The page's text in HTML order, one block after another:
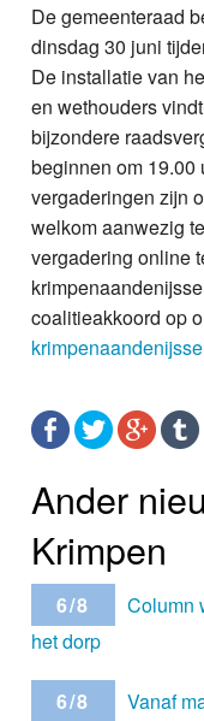
De gemeenteraad
dinsdag 30 juni
De installatie van
en wethouders
bijzondere
beginnen om 19.00
vergaderingen zijn
welkom aanwezig
vergadering online
coalitieakkoord op
Ander
Krimpen
6/8
Column
het dorp
6/8
Vanaf